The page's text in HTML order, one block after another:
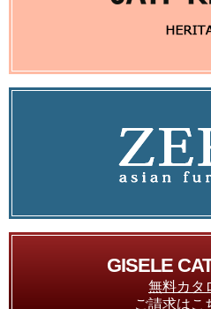
GISELE
無料カタ
ご請求はこ